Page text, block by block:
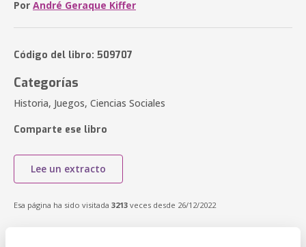
Por André Geraque Kiffer
Código del libro: 509707
Categorías
Historia, Juegos, Ciencias Sociales
Comparte ese libro
Lee un extracto
Esa página ha sido visitada 3213 veces desde 26/12/2022